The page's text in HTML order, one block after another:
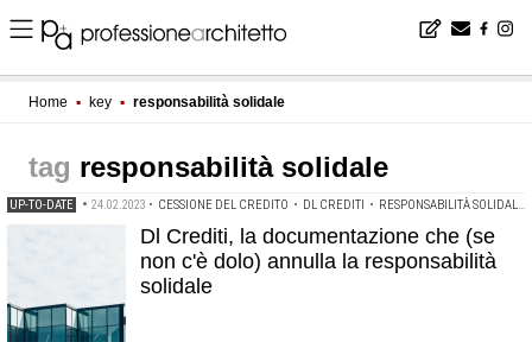
Home ▪ key ▪ responsabilità solidale
responsabilità solidale
UP-TO-DATE • 24.02.2023 • CESSIONE DEL CREDITO • DL CREDITI • RESPONSABILITÀ SOLIDALE
Dl Crediti, la documentazione che (se
non c'è dolo) annulla la responsabilità
solidale